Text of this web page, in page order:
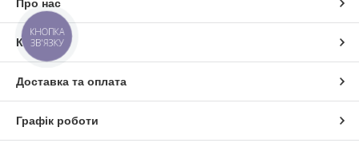
Про нас
Контакти
Доставка та оплата
Графік роботи
КНОПКА
ЗВ'ЯЗКУ